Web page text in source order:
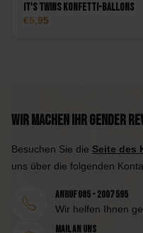
It's Twins Konfetti-Ballons
5,95
Wir machen Ihr Gender
Besuchen Sie die Seite des
uns über die folgenden
Anruf 085 - 2007 595
Wir helfen Ihnen
Mail an uns